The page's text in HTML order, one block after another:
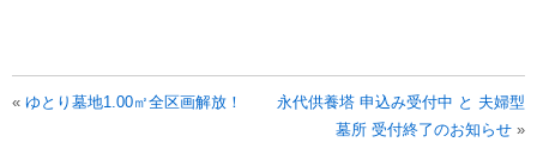
« ゆとり墓地1.00㎡全区画解放！
永代供養塔 申込み受付中 と 夫婦型
墓所 受付終了のお知らせ »